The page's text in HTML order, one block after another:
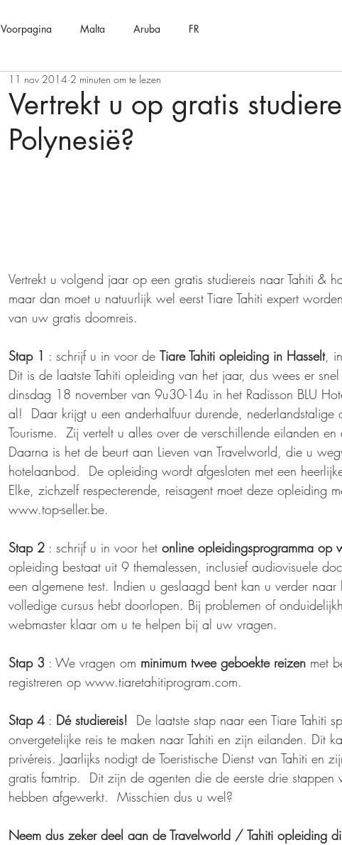
Voorpagina Malta Aruba FR
Vertrekt u op gratis
Polynesië?
11 nov 2014 2 minuten om te lezen
Vertrekt u volgend jaar op een gratis studiereis naar Tahiti &
maar dan moet u natuurlijk wel eerst Tiare Tahiti expert
van uw gratis doomreis.
Stap 1 : schrijf u in voor de Tiare Tahiti opleiding in Hasselt,
Dit is de laatste Tahiti opleiding van het jaar, dus wees er
dinsdag 18 november van 9u30-14u in het Radisson BLU
al!  Daar krijgt u een anderhalfuur durende, nederlandstalige
Tourisme.  Zij vertelt u alles over de verschillende eilanden
Daarna is het de beurt aan Lieven van Travelworld, die u
hotelaanbod.  De opleiding wordt afgesloten met een
Elke, zichzelf respecterende, reisagent moet deze opleiding
www.top-seller.be.
Stap 2 : schrijf u in voor het online opleidingsprogramma op
opleiding bestaat uit 9 themalessen, inclusief audiovisuele
een algemene test. Indien u geslaagd bent kan u verder
volledige cursus hebt doorlopen. Bij problemen of
webmaster klaar om u te helpen bij al uw vragen.
Stap 3 : We vragen om minimum twee geboekte reizen met
registreren op www.tiaretahitiprogram.com.
Stap 4 : Dé studiereis!
De laatste stap naar een Tiare Tahiti
onvergetelijke reis te maken naar Tahiti en zijn eilanden. Dit
privéreis. Jaarlijks nodigt de Toeristische Dienst van Tahiti en
gratis famtrip.  Dit zijn de agenten die de eerste drie stappen
hebben afgewerkt.  Misschien dus u wel?
Neem dus zeker deel aan de Travelworld / Tahiti opleiding